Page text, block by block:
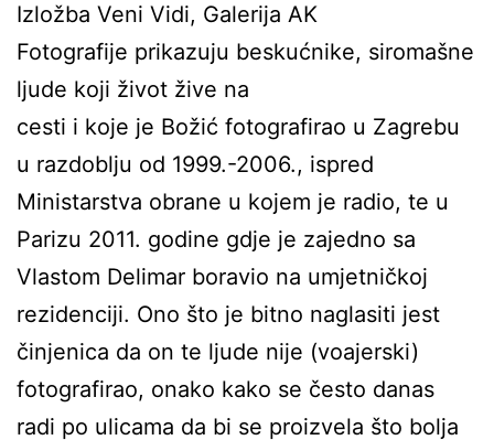
Izložba Veni Vidi, Galerija AK
Fotografije prikazuju beskućnike, siromašne
ljude koji život žive na
cesti i koje je Božić fotografirao u Zagrebu
u razdoblju od 1999.-2006., ispred
Ministarstva obrane u kojem je radio, te u
Parizu 2011. godine gdje je zajedno sa
Vlastom Delimar boravio na umjetničkoj
rezidenciji. Ono što je bitno naglasiti jest
činjenica da on te ljude nije (voajerski)
fotografirao, onako kako se često danas
radi po ulicama da bi se proizvela što bolja